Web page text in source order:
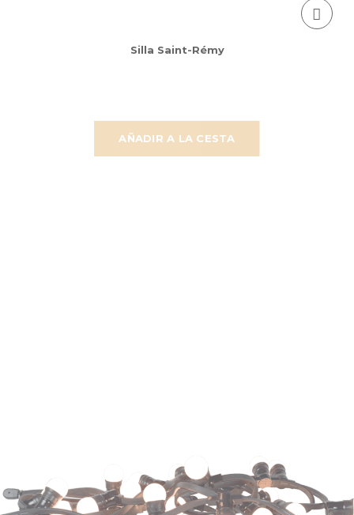
AÑADIR A LA CESTA
Silla Saint-Rémy